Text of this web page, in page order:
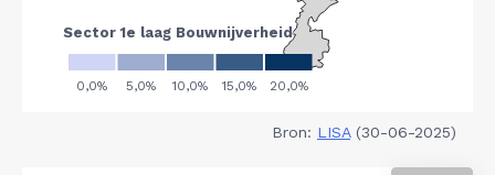
Bron: LISA(30-06-2025)